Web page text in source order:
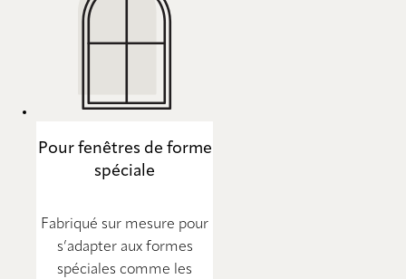
Pour fenêtres de forme
spéciale
Fabriqué sur mesure pour
s’adapter aux formes
spéciales comme les